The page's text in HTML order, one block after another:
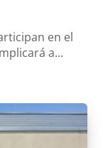
en el
a...